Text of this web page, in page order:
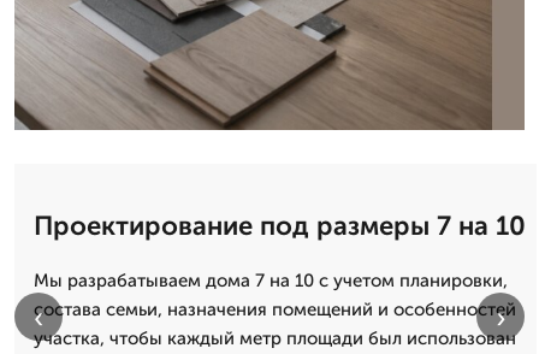
Проектирование под размеры 7 на 10
Мы разрабатываем дома 7 на 10 с учетом планировки,
состава семьи, назначения помещений и особенностей
участка, чтобы каждый метр площади был использован
‹ ›